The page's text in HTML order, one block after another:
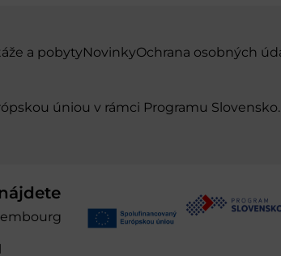
a pobytyNovinkyOchrana osobných
úniou v rámci Programu